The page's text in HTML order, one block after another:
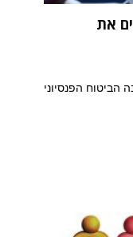
את
הביטוח הפנסיוני